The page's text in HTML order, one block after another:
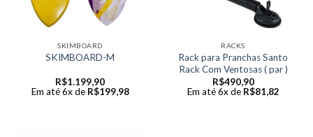
SKIMBOARD
SKIMBOARD-M
R$1.199,90
Em até 6x de R$199,98
RACKS
Rack para Pranchas Santo
Rack Com Ventosas ( par )
R$490,90
Em até 6x de R$81,82